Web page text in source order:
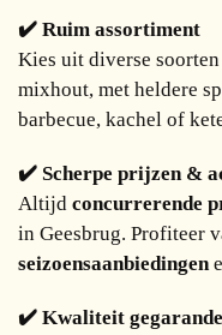
✔️ Ruim assortiment
Kies uit diverse soorten
mixhout, met heldere
barbecue, kachel of
✔️ Scherpe prijzen &
Altijd concurrerende
in Geesbrug. Profiteer
seizoensaanbiedingen
✔️ Kwaliteit